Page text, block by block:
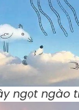
ngọt ngào